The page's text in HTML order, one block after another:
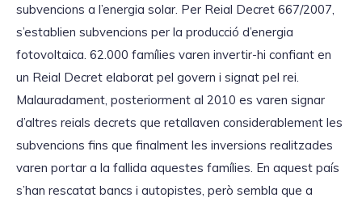
subvencions a l’energia solar. Per Reial Decret 667/2007,
s’establien subvencions per la producció d’energia
fotovoltaica. 62.000 famílies varen invertir-hi confiant en
un Reial Decret elaborat pel govern i signat pel rei.
Malauradament, posteriorment al 2010 es varen signar
d’altres reials decrets que retallaven considerablement les
subvencions fins que finalment les inversions realitzades
varen portar a la fallida aquestes famílies. En aquest país
s’han rescatat bancs i autopistes, però sembla que a